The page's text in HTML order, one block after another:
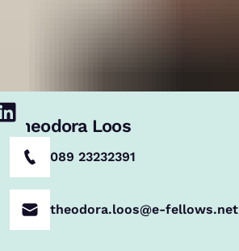
Theodora Loos
089 23232391
theodora.loos@e-fellows.net